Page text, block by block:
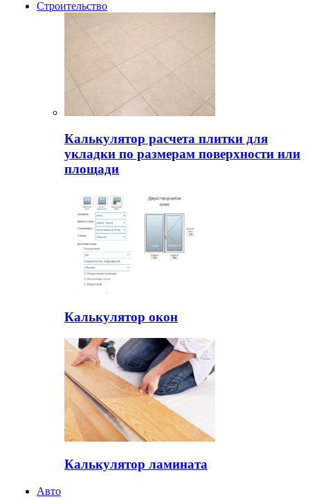
Строительство
Калькулятор расчета плитки для
укладки по размерам поверхности или
площади
Калькулятор окон
Калькулятор ламината
Авто